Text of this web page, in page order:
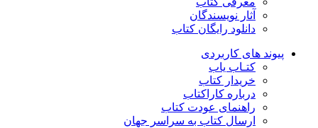
آثار نویسندگان
دانلود رایگان کتاب
پیوند های کاربردی
کتـاب یاب
خریدار کتاب
درباره کاراکتاب
راهنمای عودت کتاب
ارسال کتاب به سراسر جهان